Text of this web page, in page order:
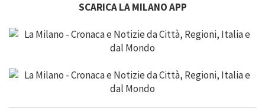
SCARICA LA MILANO APP